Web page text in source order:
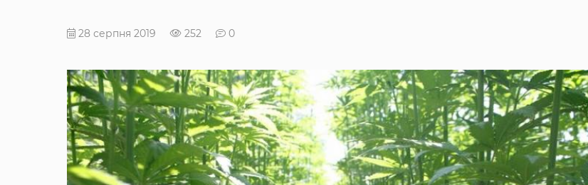
28 серпня 2019 252 0